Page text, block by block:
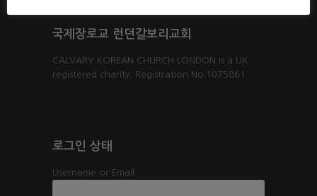
국제장로교 런던갈보리교회
CALVARY KOREAN CHURCH LONDON is a UK
registered charity. Registration No:1075861
로그인 상태
Username or Email